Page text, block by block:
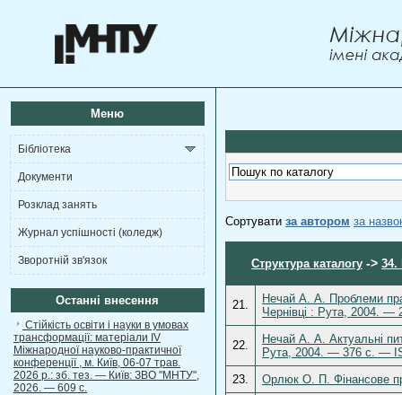
Меню
Бібліотека
Документи
Розклад занять
Журнал успішності (коледж)
Зворотній зв'язок
Останні внесення
Стійкість освіти і науки в умовах
трансформації: матеріали ІV
Міжнародної науково-практичної
конференції , м. Київ, 06-07 трав.
2026 р.: зб. тез. — Київ: ЗВО "МНТУ",
2026. — 609 с.
Сортувати за автором за
Структура каталогу -> 34.
21.
Нечай А. А. Проблеми
Чернівці : Рута, 2004.
22.
Нечай А. А. Актуальні
Рута, 2004. — 376 с. —
23.
Орлюк О. П. Фінансове